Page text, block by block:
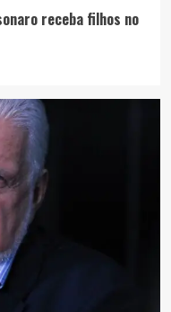
receba filhos no